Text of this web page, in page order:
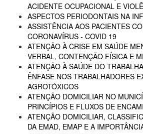
ACIDENTE OCUPACIONAL E
ASPECTOS PERIODONTAIS NA
ASSISTÊNCIA AOS PACIENTES
CORONAVÍRUS - COVID 19
ATENÇÃO À CRISE EM SAÚDE
VERBAL, CONTENÇÃO FÍSICA E
ATENÇÃO À SAÚDE DO
ÊNFASE NOS TRABALHADORES
AGROTÓXICOS
ATENÇÃO DOMICILIAR NO
PRINCÍPIOS E FLUXOS DE
ATENÇÃO DOMICILIAR,
DA EMAD, EMAP E A